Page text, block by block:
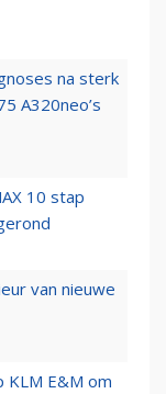
na sterk
A320neo’s
10 stap
van nieuwe
E&M om